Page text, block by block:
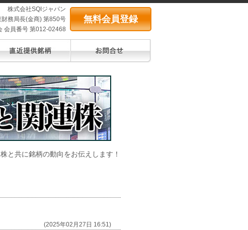
株式会社SQIジャパン
財務局長(金商) 第850号
会員番号 第012-02468
無料会員登録
と共に銘柄の動向をお伝えします！
(2025年02月27日 16:51)